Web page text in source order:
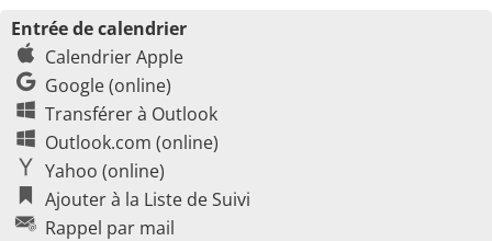
Entrée de calendrier
Calendrier Apple
Google (online)
Transférer à Outlook
Outlook.com (online)
Yahoo (online)
Ajouter à la Liste de Suivi
Rappel par mail